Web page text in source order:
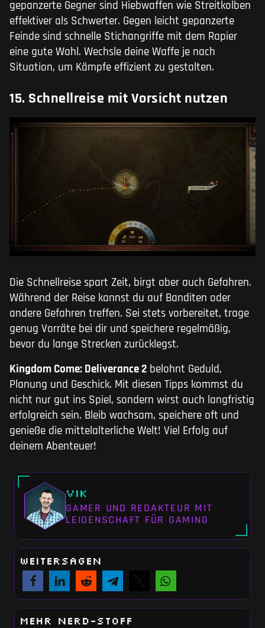
gepanzerte Gegner sind Hiebwaffen wie Streitkolben
effektiver als Schwerter. Gegen leicht gepanzerte
Feinde sind schnelle Stichangriffe mit dem Rapier
eine gute Wahl. Wechsle deine Waffe je nach
Situation, um Kämpfe effizient zu gestalten.
15. Schnellreise mit Vorsicht nutzen
Die Schnellreise spart Zeit, birgt aber auch Gefahren.
Während der Reise kannst du auf Banditen oder
andere Gefahren treffen. Sei stets vorbereitet, trage
genug Vorräte bei dir und speichere regelmäßig,
bevor du lange Strecken zurücklegst.
Kingdom Come: Deliverance 2 belohnt Geduld,
Planung und Geschick. Mit diesen Tipps kommst du
nicht nur gut ins Spiel, sondern wirst auch langfristig
erfolgreich sein. Bleib wachsam, speichere oft und
genieße die mittelalterliche Welt! Viel Erfolg auf
deinem Abenteuer!
Vik
GAMER UND REDAKTEUR MIT
LEIDENSCHAFT FÜR GAMING
WEITERSAGEN
MEHR NERD-STOFF